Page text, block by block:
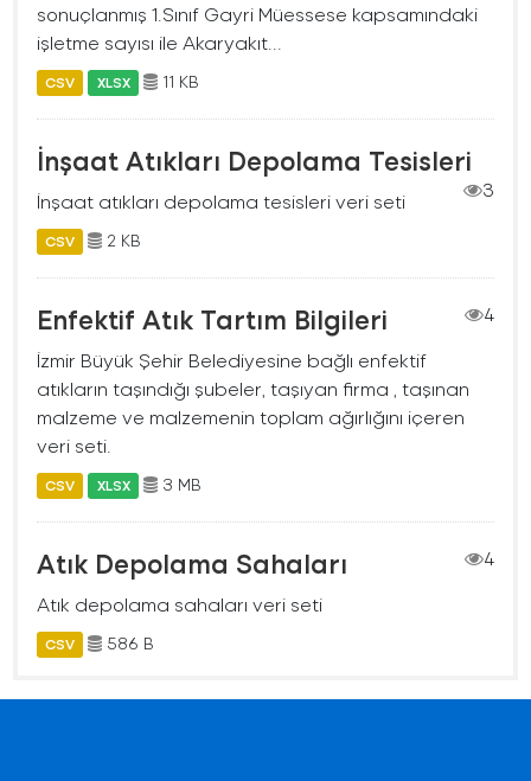
sonuçlanmış 1.Sınıf Gayri Müessese kapsamındaki
işletme sayısı ile Akaryakıt...
CSV XLSX 11 KB
İnşaat Atıkları Depolama Tesisleri
3
İnşaat atıkları depolama tesisleri veri seti
CSV 2 KB
Enfektif Atık Tartım Bilgileri
4
İzmir Büyük Şehir Belediyesine bağlı enfektif
atıkların taşındığı şubeler, taşıyan firma , taşınan
malzeme ve malzemenin toplam ağırlığını içeren
veri seti.
CSV XLSX 3 MB
Atık Depolama Sahaları
4
Atık depolama sahaları veri seti
CSV 586 B